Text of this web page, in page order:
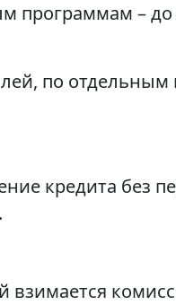
программам – до
по
кредита без